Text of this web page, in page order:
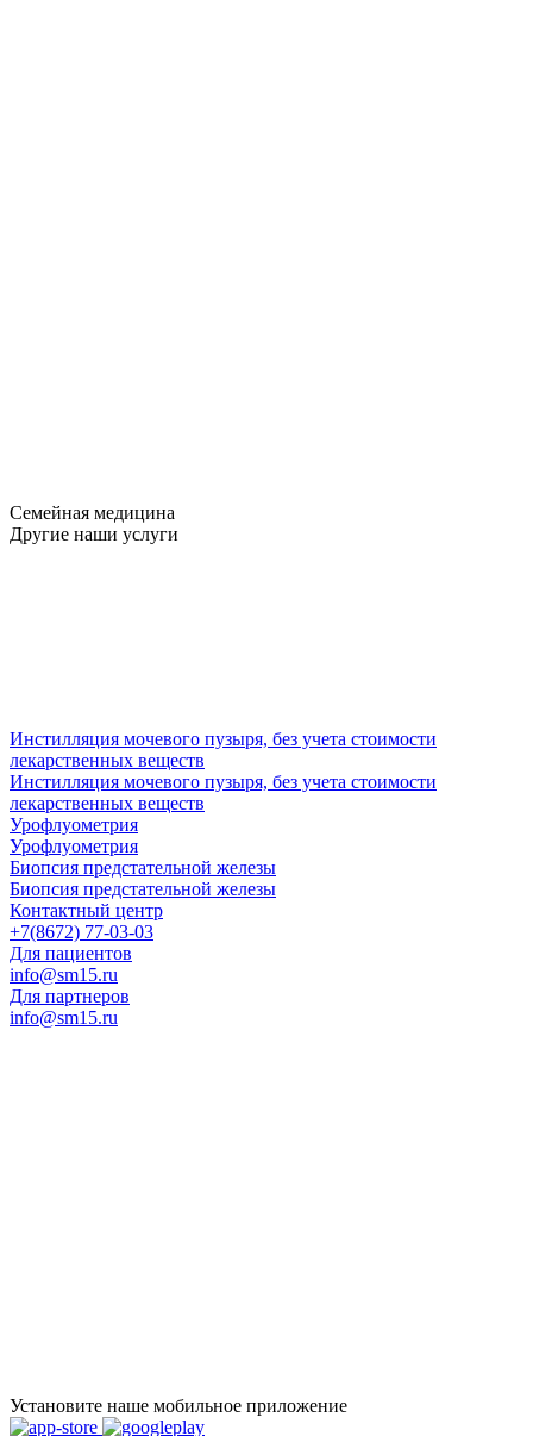
Семейная медицина
Другие наши услуги
Инстилляция мочевого пузыря, без учета стоимости
лекарственных веществ
Инстилляция мочевого пузыря, без учета стоимости
лекарственных веществ
Урофлуометрия
Урофлуометрия
Биопсия предстательной железы
Биопсия предстательной железы
Контактный центр
+7(8672) 77-03-03
Для пациентов
info@sm15.ru
Для партнеров
info@sm15.ru
Установите наше мобильное приложение